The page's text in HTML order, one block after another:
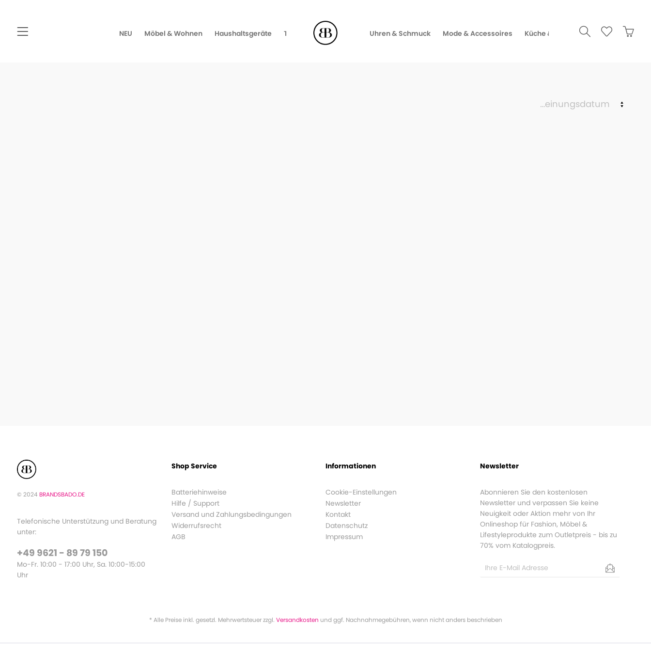
NEU Möbel & Wohnen Haushaltsgeräte TV, Video & Audio Uhren & Schmuck Mode & Accessoires Küche & Gourmet
© 2024 BRANDSBADO.DE
Telefonische Unterstützung und Beratung
unter:
+49 9621 - 89 79 150
Mo-Fr. 10:00 - 17:00 Uhr, Sa. 10:00-15:00
Uhr
Shop Service
Batteriehinweise
Hilfe / Support
Versand und Zahlungsbedingungen
Widerrufsrecht
AGB
Informationen
Cookie-Einstellungen
Newsletter
Kontakt
Datenschutz
Impressum
Newsletter
Abonnieren Sie den kostenlosen
Newsletter und verpassen Sie keine
Neuigkeit oder Aktion mehr von Ihr
Onlineshop für Fashion, Möbel &
Lifestyleprodukte zum Outletpreis - bis zu
70% vom Katalogpreis.
* Alle Preise inkl. gesetzl. Mehrwertsteuer zzgl. Versandkosten und ggf. Nachnahmegebühren, wenn nicht anders beschrieben